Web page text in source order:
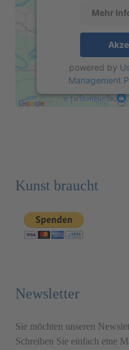
Mehr
powered by
Management
Kunst braucht
Newsletter
Sie möchten unseren
Schreiben Sie einfach eine